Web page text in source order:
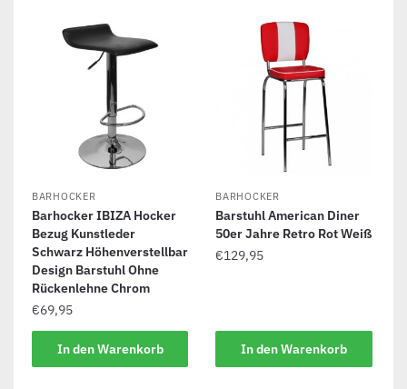
BARHOCKER
Barhocker IBIZA Hocker
Bezug Kunstleder
Schwarz Höhenverstellbar
Design Barstuhl Ohne
Rückenlehne Chrom
€69,95
In den Warenkorb
BARHOCKER
Barstuhl American Diner
50er Jahre Retro Rot Weiß
€129,95
In den Warenkorb